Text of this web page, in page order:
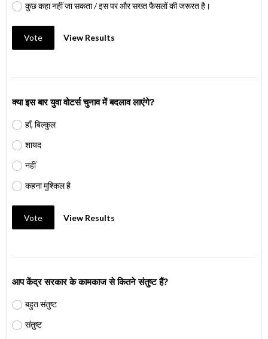
कुछ कहा नहीं जा सकता / इस पर और सख्त फैसलों की जरूरत है।
Vote View Results
क्या इस बार युवा वोटर्स चुनाव में बदलाव लाएंगे?
हाँ, बिल्कुल
शायद
नहीं
कहना मुश्किल है
Vote View Results
आप केंद्र सरकार के कामकाज से कितने संतुष्ट हैं?
बहुत संतुष्ट
संतुष्ट